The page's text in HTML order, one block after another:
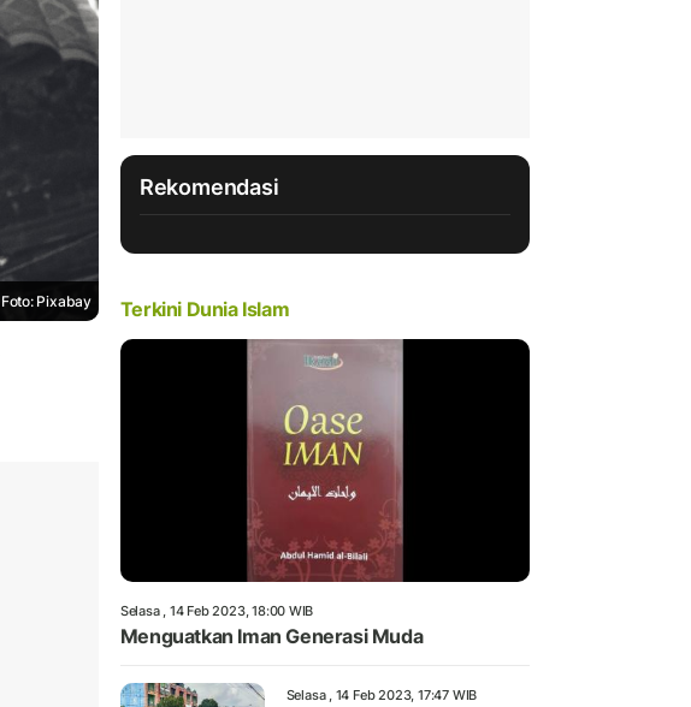
Foto: Pixabay
Rekomendasi
Terkini Dunia Islam
Selasa , 14 Feb 2023, 18:00 WIB
Menguatkan Iman Generasi Muda
Selasa , 14 Feb 2023, 17:47 WIB